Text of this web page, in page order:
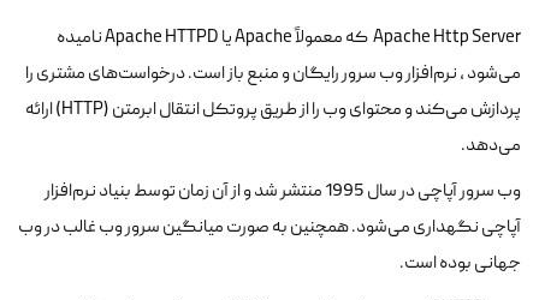
Apache Http Server که معمولاً Apache یا Apache HTTPD نامیده
می‌شود ، نرم‌افزار وب سرور رایگان و منبع باز است. درخواست‌های مشتری را
پردازش می‌کند و محتوای وب را از طریق پروتکل انتقال ابرمتن (HTTP) ارائه
می‌دهد.
وب سرور آپاچی در سال 1995 منتشر شد و از آن زمان توسط بنیاد نرم‌افزار
آپاچی نگهداری می‌شود. همچنین به صورت میانگین سرور وب غالب در وب
جهانی بوده است.